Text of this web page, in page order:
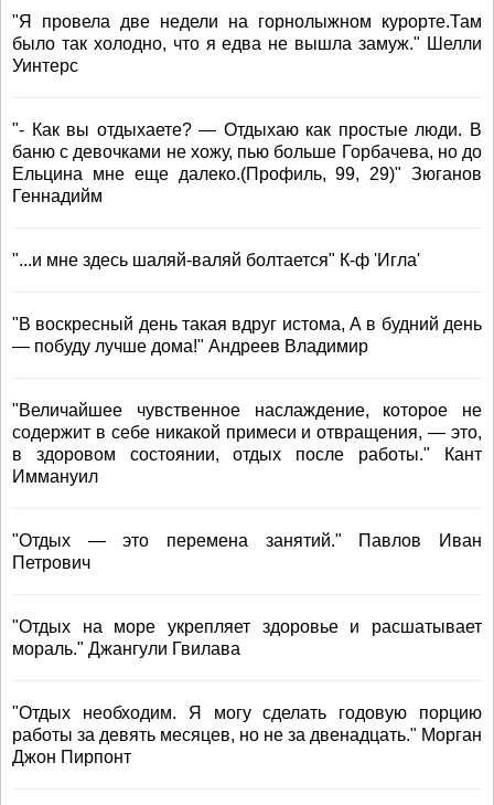
"Я провела две недели на горнолыжном курорте.Там
было так холодно, что я едва не вышла замуж." Шелли
Уинтерс
"- Как вы отдыхаете? — Отдыхаю как простые люди. В
баню с девочками не хожу, пью больше Горбачева, но до
Ельцина мне еще далеко.(Профиль, 99, 29)" Зюганов
Геннадийм
"...и мне здесь шаляй-валяй болтается" К-ф 'Игла'
"В воскресный день такая вдруг истома, А в будний день
— побуду лучше дома!" Андреев Владимир
"Величайшее чувственное наслаждение, которое не
содержит в себе никакой примеси и отвращения, — это,
в здоровом состоянии, отдых после работы." Кант
Иммануил
"Отдых — это перемена занятий." Павлов Иван
Петрович
"Отдых на море укрепляет здоровье и расшатывает
мораль." Джангули Гвилава
"Отдых необходим. Я могу сделать годовую порцию
работы за девять месяцев, но не за двенадцать." Морган
Джон Пирпонт